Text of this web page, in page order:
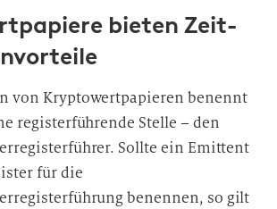
bieten Zeit-
von Kryptowertpapieren benennt
registerführende Stelle – den
Sollte ein Emittent
für die
benennen, so gilt